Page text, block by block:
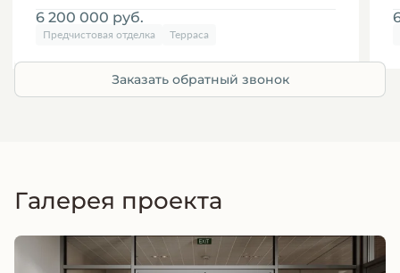
6 200 000 руб.
Предчистовая отделка Терраса
Заказать обратный звонок
Галерея проекта